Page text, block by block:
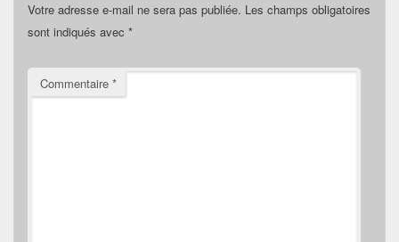
Votre adresse e-mail ne sera pas publiée. Les champs obligatoires
sont indiqués avec *
Commentaire *